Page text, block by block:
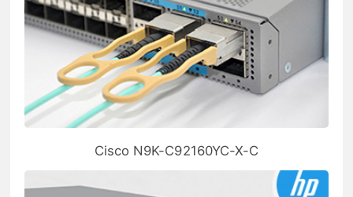
Cisco N9K-C92160YC-X-C